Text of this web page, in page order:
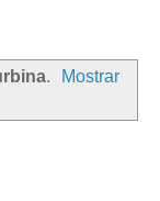
.
Mostrar